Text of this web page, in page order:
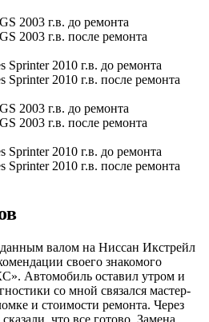
валом на Ниссан Икстрейл
своего знакомого
Автомобиль оставил утром и
со мной связался мастер-
и стоимости ремонта. Через